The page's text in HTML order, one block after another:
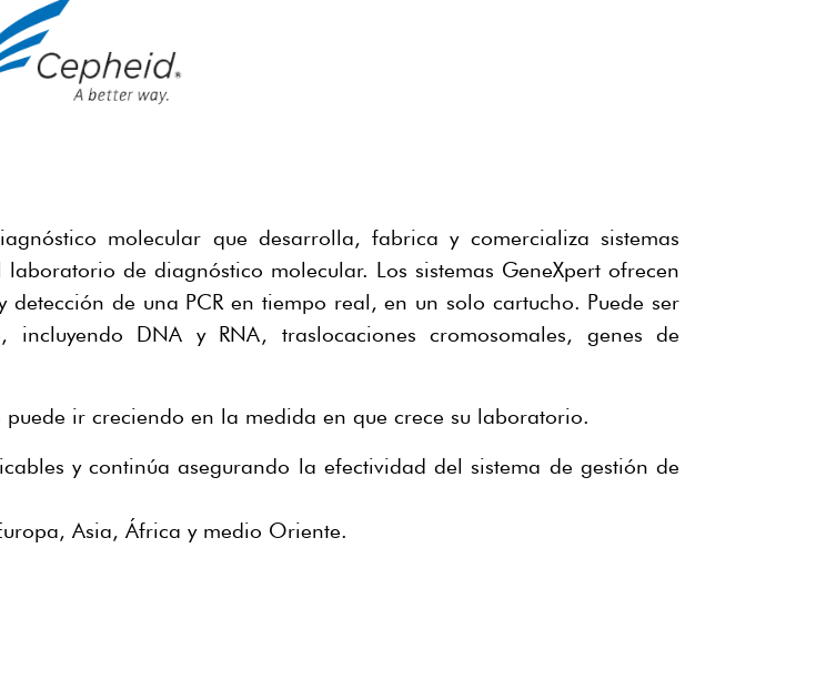
molecular que desarrolla, fabrica y comercializa sistemas
de diagnóstico molecular. Los sistemas GeneXpert ofrecen
de una PCR en tiempo real, en un solo cartucho. Puede ser
incluyendo DNA y RNA, traslocaciones cromosomales, genes de
puede ir creciendo en la medida en que crece su laboratorio.
y continúa asegurando la efectividad del sistema de gestión de
Asia, África y medio Oriente.